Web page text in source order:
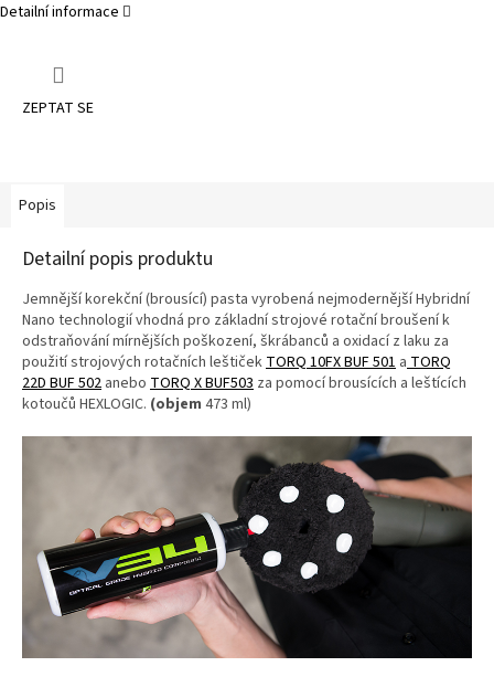
Detailní informace
ZEPTAT SE
Popis
Detailní popis produktu
Jemnější korekční (brousící) pasta vyrobená nejmodernější Hybridní
Nano technologií vhodná pro základní strojové rotační broušení k
odstraňování mírnějších poškození, škrábanců a oxidací z laku za
použití strojových rotačních leštičekTORQ 10FX BUF 501 aTORQ
22D BUF 502 anebo TORQ X BUF503 za pomocí brousících a leštících
kotoučů HEXLOGIC. (objem 473 ml)